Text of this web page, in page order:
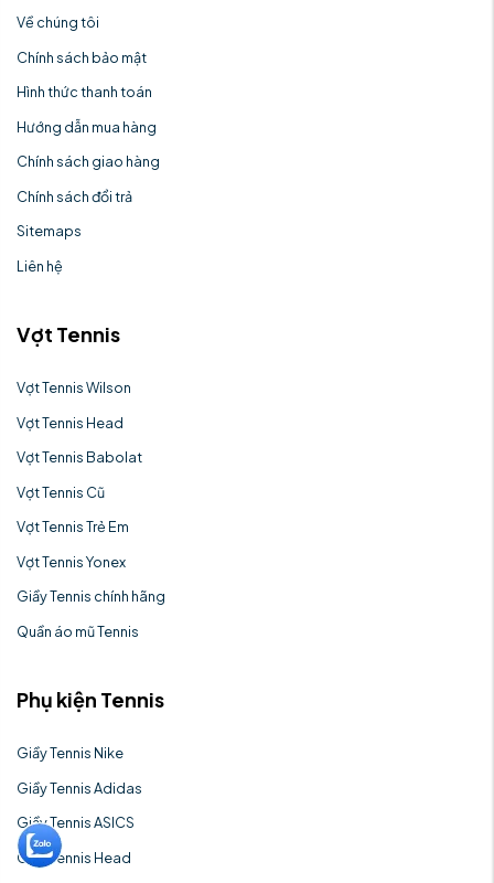
Về chúng tôi
Chính sách bảo mật
Hình thức thanh toán
Hướng dẫn mua hàng
Chính sách giao hàng
Chính sách đổi trả
Sitemaps
Liên hệ
Vợt Tennis
Vợt Tennis Wilson
Vợt Tennis Head
Vợt Tennis Babolat
Vợt Tennis Cũ
Vợt Tennis Trẻ Em
Vợt Tennis Yonex
Giầy Tennis chính hãng
Quần áo mũ Tennis
Phụ kiện Tennis
Giầy Tennis Nike
Giầy Tennis Adidas
Giầy Tennis ASICS
Giầy Tennis Head